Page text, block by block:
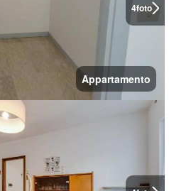
4foto
Appartamento